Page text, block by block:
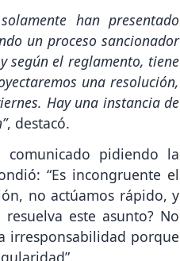
han presentado
un proceso sancionador
según el reglamento, tiene
una resolución,
Hay una instancia de
, destacó.
pidiendo la
“Es incongruente el
no actúamos rápido, y
este asunto? No
irresponsabilidad porque